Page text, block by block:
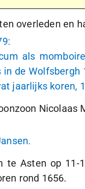
overleden en
:
als
in de Wolfsbergh
jaarlijks koren,
te Asten op 11-
rond 1656.